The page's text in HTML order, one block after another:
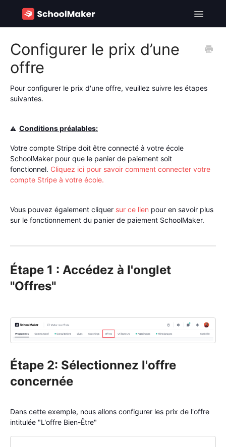
Toggle
Contact
Configurer le prix d’une
offre
Pour configurer le prix d'une offre, veuillez suivre les étapes
suivantes.
⚠️ Conditions préalables:
Votre compte Stripe doit être connecté à votre école
SchoolMaker pour que le panier de paiement soit
fonctionnel. Cliquez ici pour savoir comment connecter votre
compte Stripe à votre école.
Vous pouvez également cliquer sur ce lien pour en savoir plus
sur le fonctionnement du panier de paiement SchoolMaker.
Étape 1 : Accédez à l'onglet
"Offres"
Étape 2: Sélectionnez l'offre
concernée
Dans cette exemple, nous allons configurer les prix de l'offre
intitulée "L'offre Bien-Être"